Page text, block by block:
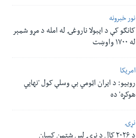
نور خبرونه
کانګو کې د ایبولا ناروغۍ له امله د مړو شمېر
له ۱۷۰۰ واوښت
امریکا
روبیو: د ایران اټومي بې وسلې کول 'نهايي
هوکړه' ده
نړۍ